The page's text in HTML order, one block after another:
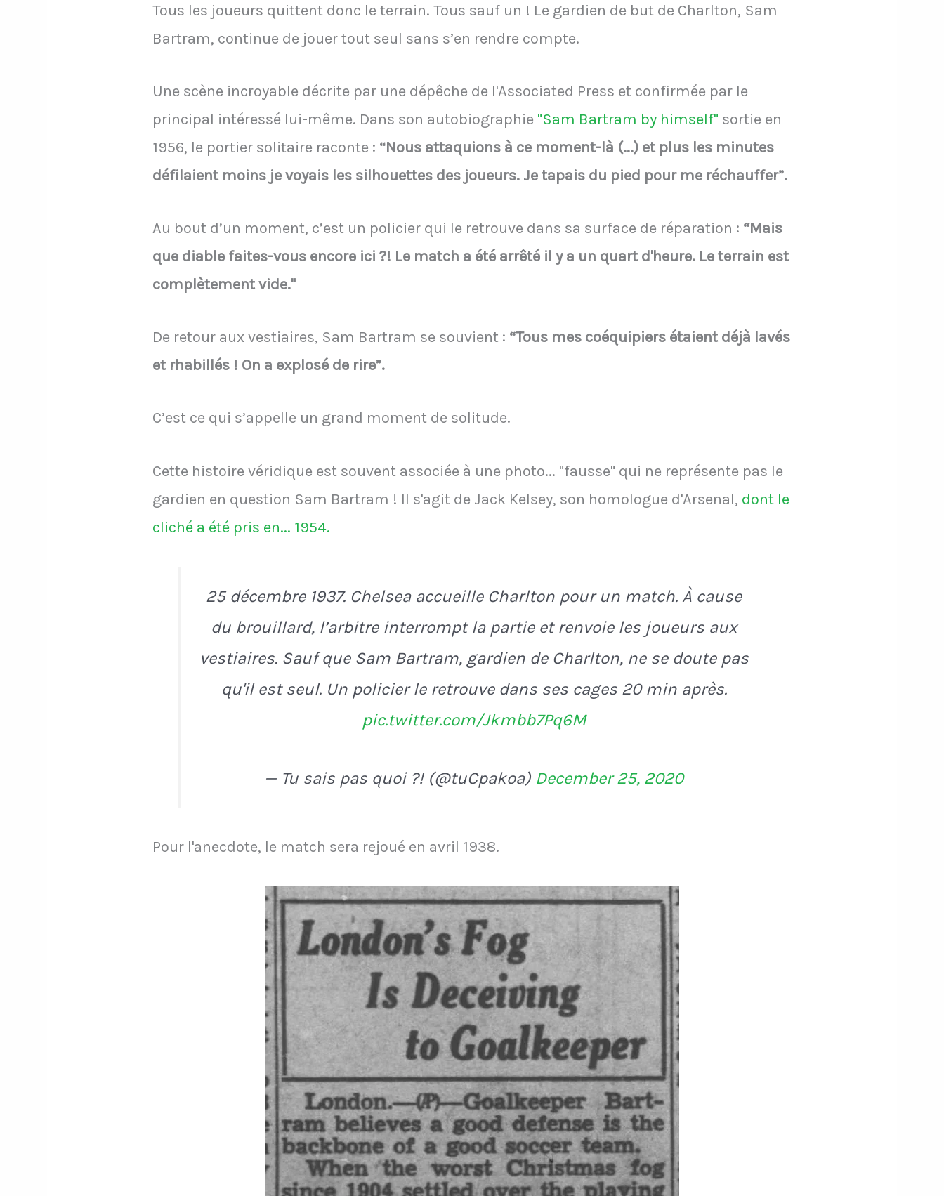
Tous les joueurs quittent donc le terrain. Tous sauf un ! Le gardien de but de Charlton, Sam
Bartram, continue de jouer tout seul sans s’en rendre compte.
Une scène incroyable décrite par une dépêche de l'Associated Press et confirmée par le
principal intéressé lui-même. Dans son autobiographie "Sam Bartram by himself" sortie en
1956, le portier solitaire raconte : “Nous attaquions à ce moment-là (...) et plus les minutes
défilaient moins je voyais les silhouettes des joueurs. Je tapais du pied pour me réchauffer”.
Au bout d’un moment, c’est un policier qui le retrouve dans sa surface de réparation : “Mais
que diable faites-vous encore ici ?! Le match a été arrêté il y a un quart d'heure. Le terrain est
complètement vide."
De retour aux vestiaires, Sam Bartram se souvient : “Tous mes coéquipiers étaient déjà lavés
et rhabillés ! On a explosé de rire”.
C’est ce qui s’appelle un grand moment de solitude.
Cette histoire véridique est souvent associée à une photo... "fausse" qui ne représente pas le
gardien en question Sam Bartram ! Il s'agit de Jack Kelsey, son homologue d'Arsenal, dont le
cliché a été pris en... 1954.
25 décembre 1937. Chelsea accueille Charlton pour un match. À cause
du brouillard, l’arbitre interrompt la partie et renvoie les joueurs aux
vestiaires. Sauf que Sam Bartram, gardien de Charlton, ne se doute pas
qu'il est seul. Un policier le retrouve dans ses cages 20 min après.
pic.twitter.com/Jkmbb7Pq6M
— Tu sais pas quoi ?! (@tuCpakoa) December 25, 2020
Pour l'anecdote, le match sera rejoué en avril 1938.